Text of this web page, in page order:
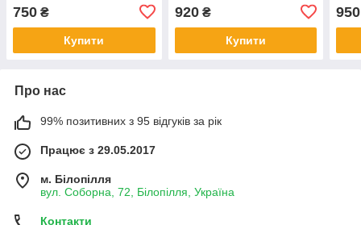
750 ₴
Купити
920₴
Купити
950
Про нас
99% позитивних з 95 відгуків за рік
Працює з 29.05.2017
м. Білопілля
вул. Соборна, 72, Білопілля, Україна
Контакти